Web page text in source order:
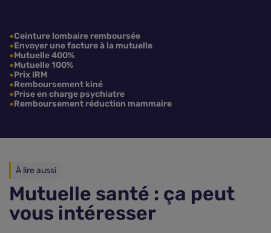
Ceinture lombaire remboursée
Envoyer une facture à la mutuelle
Mutuelle 400%
Mutuelle 100%
Prix IRM
Remboursement kiné
Prise en charge psychiatre
Remboursement réduction mammaire
À lire aussi
Mutuelle santé : ça peut
vous intéresser